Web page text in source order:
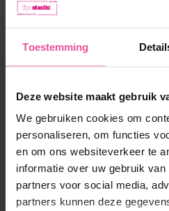
Toestemming
Deze website maakt gebruik
We gebruiken cookies om
personaliseren, om functies
en om ons websiteverkeer te
informatie over uw gebruik
partners voor social media,
partners kunnen deze
aanpasbare bandjes,
Op
83,90